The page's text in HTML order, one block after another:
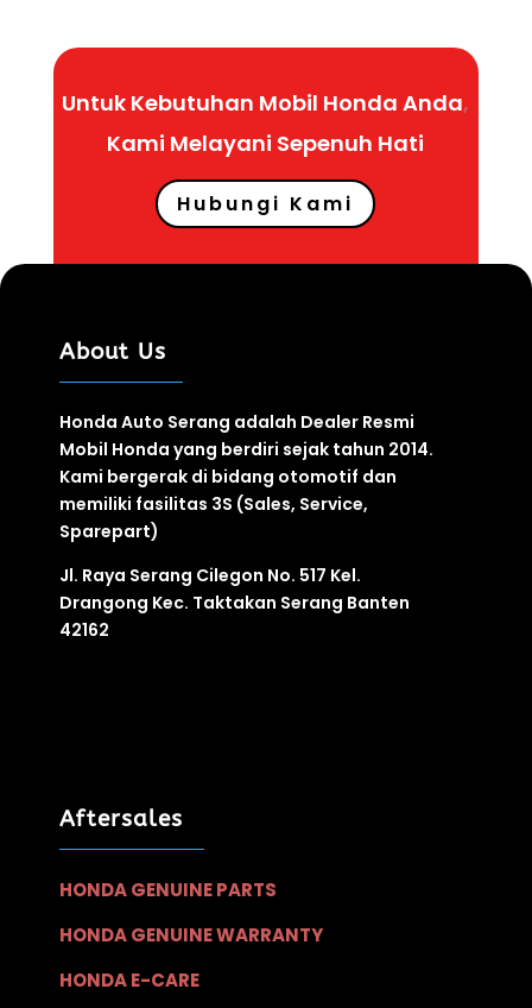
Untuk Kebutuhan Mobil Honda Anda,
Kami Melayani Sepenuh Hati
Hubungi Kami
About Us
Honda Auto Serang adalah Dealer Resmi
Mobil Honda yang berdiri sejak tahun 2014.
Kami bergerak di bidang otomotif dan
memiliki fasilitas 3S (Sales, Service,
Sparepart)
Jl. Raya Serang Cilegon No. 517 Kel.
Drangong Kec. Taktakan Serang Banten
42162
Aftersales
HONDA GENUINE PARTS
HONDA GENUINE WARRANTY
HONDA E-CARE